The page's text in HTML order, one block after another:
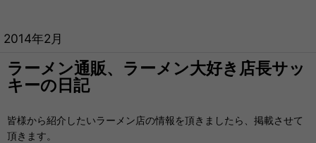
2014年2月
ラーメン通販、ラーメン大好き店長サッ
キーの日記
皆様から紹介したいラーメン店の情報を頂きましたら、掲載させて
頂きます。